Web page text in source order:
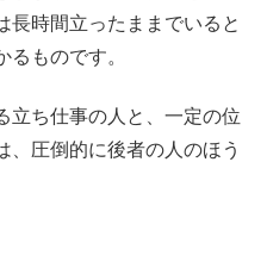
長時間立ったままでいると
ものです。
立ち仕事の人と、一定の位
、圧倒的に後者の人のほう